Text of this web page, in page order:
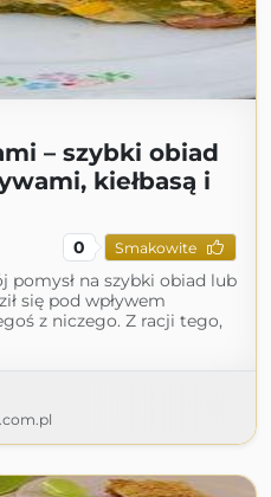
– szybki obiad
kiełbasą i
0 Smakowite
pomysł na szybki obiad lub
się pod wpływem
z niczego. Z racji tego,